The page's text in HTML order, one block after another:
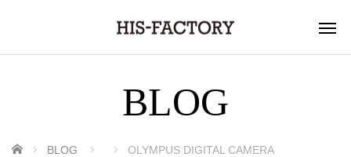
BLOG
ホーム BLOG OLYMPUS DIGITAL CAMERA